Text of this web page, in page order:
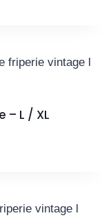
L / XL